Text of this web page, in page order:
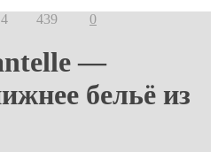
439 0
—
бельё из